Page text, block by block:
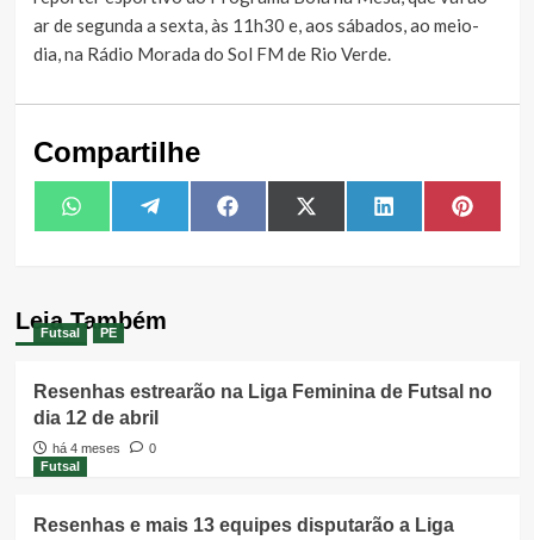
ar de segunda a sexta, às 11h30 e, aos sábados, ao meio-
dia, na Rádio Morada do Sol FM de Rio Verde.
Compartilhe
Share
on
WhatsAppShare
on
TelegramShare
on
FacebookShare
on
X
(Twitter)
Share
on
LinkedIn Share
on
Leia Também
Futsal PE
Resenhas estrearão na Liga Feminina de Futsal no
dia 12 de abril
há 4 meses
0
Futsal
Resenhas e mais 13 equipes disputarão a Liga